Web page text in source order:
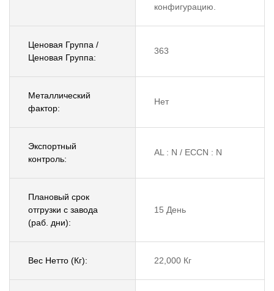
конфигурацию.
Ценовая Группа /
Ценовая Группа:
363
Металлический
фактор:
Нет
Экспортный
контроль:
AL : N / ECCN : N
Плановый срок
отгрузки с завода
(раб. дни):
15 День
Вес Нетто (Кг): 22,000 Кг